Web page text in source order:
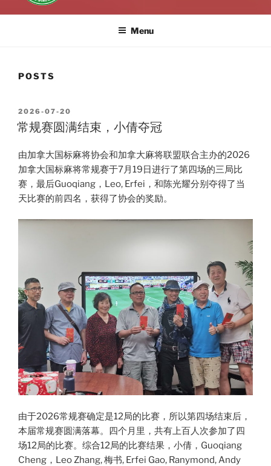
Menu
POSTS
POSTED
ON
2026-07-20
常规赛圆满结束，小倩夺冠
由加拿大国标麻将协会和加拿大麻将联盟联合主办的2026
加拿大国标麻将常规赛于7月19日进行了第四场的三局比
赛，最后Guoqiang，Leo, Erfei，和陈光耀分别夺得了当
天比赛的前四名，获得了协会的奖励。
由于2026常规赛确定是12局的比赛，所以第四场结束后，
本届常规赛圆满落幕。四个月里，共有上百人次参加了四
场12局的比赛。综合12局的比赛结果，小倩，Guoqiang
Cheng，Leo Zhang, 梅书, Erfei Gao, Ranymond, Andy